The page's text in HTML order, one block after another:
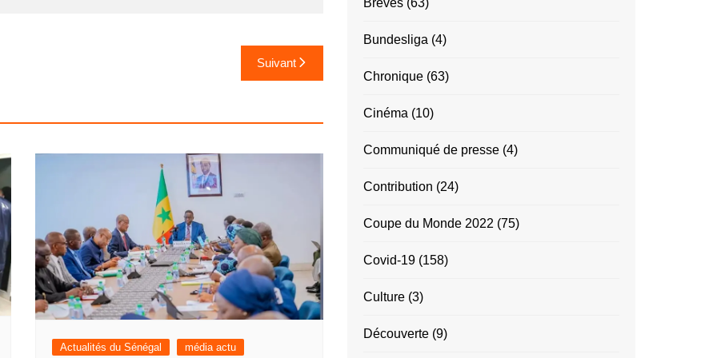
Suivant
Actualités du Sénégal média actu
Bundesliga (4)
Chronique (63)
Cinéma (10)
Communiqué de presse (4)
Contribution (24)
Coupe du Monde 2022 (75)
Covid-19 (158)
Culture (3)
Découverte (9)